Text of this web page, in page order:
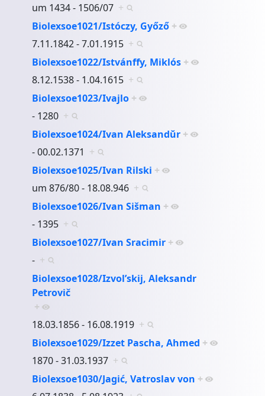
um 1434 - 1506/07 +
Biolexsoe1021/Istóczy, Győző +
7.11.1842 - 7.01.1915 +
Biolexsoe1022/Istvánffy, Miklós +
8.12.1538 - 1.04.1615 +
Biolexsoe1023/Ivajlo +
- 1280 +
Biolexsoe1024/Ivan Aleksandŭr +
- 00.02.1371 +
Biolexsoe1025/Ivan Rilski +
um 876/80 - 18.08.946 +
Biolexsoe1026/Ivan Sišman +
- 1395 +
Biolexsoe1027/Ivan Sracimir +
- +
Biolexsoe1028/Izvol’skij, Aleksandr
Petrovič
+
18.03.1856 - 16.08.1919 +
Biolexsoe1029/Izzet Pascha, Ahmed +
1870 - 31.03.1937 +
Biolexsoe1030/Jagić, Vatroslav von +